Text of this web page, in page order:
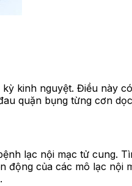
kinh nguyệt. Điều này
quặn bụng từng cơn
lạc nội mạc tử cung.
của các mô lạc